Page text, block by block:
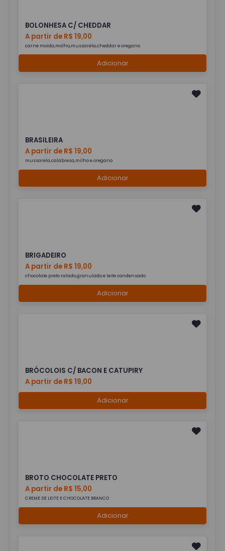
BOLONHESA C/ CHEDDAR
A partir de R$ 19,00
carne moida,molho,mussarela,cheddar e oregano
Adicionar
BRASILEIRA
A partir de R$ 19,00
mussarela,calabresa,milho e oregano
Adicionar
BRIGADEIRO
A partir de R$ 19,00
chocolate preto ralado,granulado e leite condensado
Adicionar
BRÓCOLOIS C/ BACON E CATUPIRY
A partir de R$ 19,00
Adicionar
BROTO CHOCOLATE PRETO
A partir de R$ 15,00
CREME DE LEITE E CHOCOLATE BRANCO
Adicionar